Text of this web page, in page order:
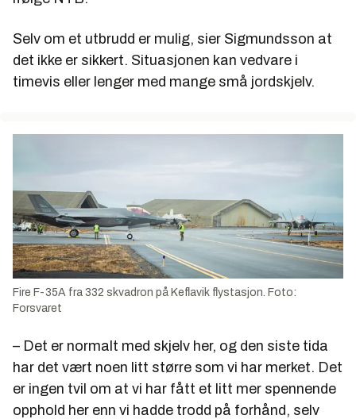
Selv om et utbrudd er mulig, sier Sigmundsson at
det ikke er sikkert. Situasjonen kan vedvare i
timevis eller lenger med mange små jordskjelv.
Fire F-35A fra 332 skvadron på Keflavik flystasjon. Foto:
Forsvaret
– Det er normalt med skjelv her, og den siste tida
har det vært noen litt større som vi har merket. Det
er ingen tvil om at vi har fått et litt mer spennende
opphold her enn vi hadde trodd på forhånd, selv